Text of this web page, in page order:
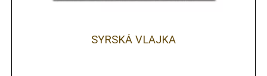
SYRSKÁ VLAJKA